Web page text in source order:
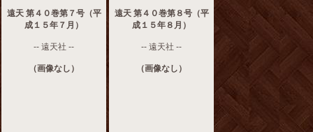
遠天 第４０巻第７号（平
成１５年７月）
-- 遠天社 --
（画像なし）
遠天 第４０巻第８号（平
成１５年８月）
-- 遠天社 --
（画像なし）